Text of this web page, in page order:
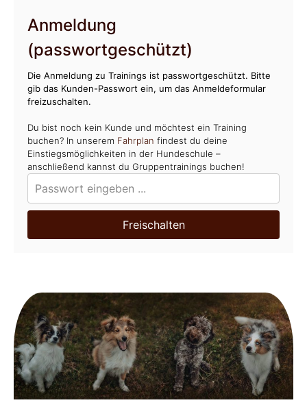
Anmeldung
(passwortgeschützt)
Die Anmeldung zu Trainings ist passwortgeschützt. Bitte
gib das Kunden-Passwort ein, um das Anmeldeformular
freizuschalten.
Du bist noch kein Kunde und möchtest ein Training
buchen? In unserem Fahrplan findest du deine
Einstiegsmöglichkeiten in der Hundeschule –
anschließend kannst du Gruppentrainings buchen!
Freischalten